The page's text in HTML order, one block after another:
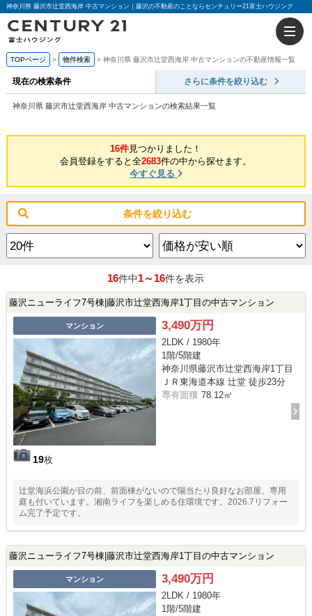
神奈川県 藤沢市辻堂西海岸 中古マンション｜藤沢の不動産のことならセンチュリー21富士ハウジング
TOPページ 物件検索 神奈川県 藤沢市辻堂西海岸 中古マンションの不動産情報一覧
現在の検索条件 さらに条件を絞り込む
神奈川県 藤沢市辻堂西海岸 中古マンションの検索結果一覧
16件見つかりました！
会員登録をすると全2683件の中から探せます。
今すぐ見る
条件を絞り込む
16件中1～16件を表示
藤沢ニューライフ7号棟|藤沢市辻堂西海岸1丁目の中古マンション
マンション
19枚
3,490万円
2LDK / 1980年
1階/5階建
神奈川県藤沢市辻堂西海岸1丁目
ＪＲ東海道本線 辻堂 徒歩23分
専有面積 78.12㎡
辻堂海浜公園が目の前、前面棟がないので陽当たり良好なお部屋、専用
庭も付いています。湘南ライフを楽しめる住環境です。2026.7リフォー
ム完了予定です。
藤沢ニューライフ7号棟|藤沢市辻堂西海岸1丁目の中古マンション
マンション 3,490万円
2LDK / 1980年
1階/5階建